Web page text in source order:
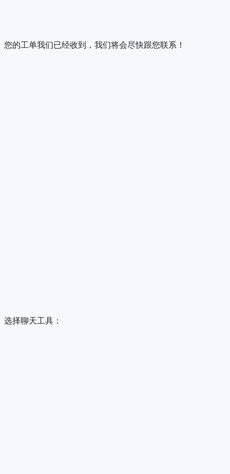
您的工单我们已经收到，我们将会尽快跟您联系！
选择聊天工具：